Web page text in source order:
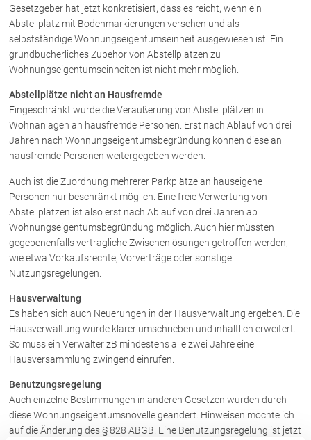
Gesetzgeber hat jetzt konkretisiert, dass es reicht, wenn ein
Abstellplatz mit Bodenmarkierungen versehen und als
selbstständige Wohnungseigentumseinheit ausgewiesen ist. Ein
grundbücherliches Zubehör von Abstellplätzen zu
Wohnungseigentumseinheiten ist nicht mehr möglich.
Abstellplätze nicht an Hausfremde
Eingeschränkt wurde die Veräußerung von Abstellplätzen in
Wohnanlagen an hausfremde Personen. Erst nach Ablauf von drei
Jahren nach Wohnungseigentumsbegründung können diese an
hausfremde Personen weitergegeben werden.
Auch ist die Zuordnung mehrerer Parkplätze an hauseigene
Personen nur beschränkt möglich. Eine freie Verwertung von
Abstellplätzen ist also erst nach Ablauf von drei Jahren ab
Wohnungseigentumsbegründung möglich. Auch hier müssten
gegebenenfalls vertragliche Zwischenlösungen getroffen werden,
wie etwa Vorkaufsrechte, Vorverträge oder sonstige
Nutzungsregelungen.
Hausverwaltung
Es haben sich auch Neuerungen in der Hausverwaltung ergeben. Die
Hausverwaltung wurde klarer umschrieben und inhaltlich erweitert.
So muss ein Verwalter zB mindestens alle zwei Jahre eine
Hausversammlung zwingend einrufen.
Benutzungsregelung
Auch einzelne Bestimmungen in anderen Gesetzen wurden durch
diese Wohnungseigentumsnovelle geändert. Hinweisen möchte ich
auf die Änderung des § 828 ABGB. Eine Benützungsregelung ist jetzt